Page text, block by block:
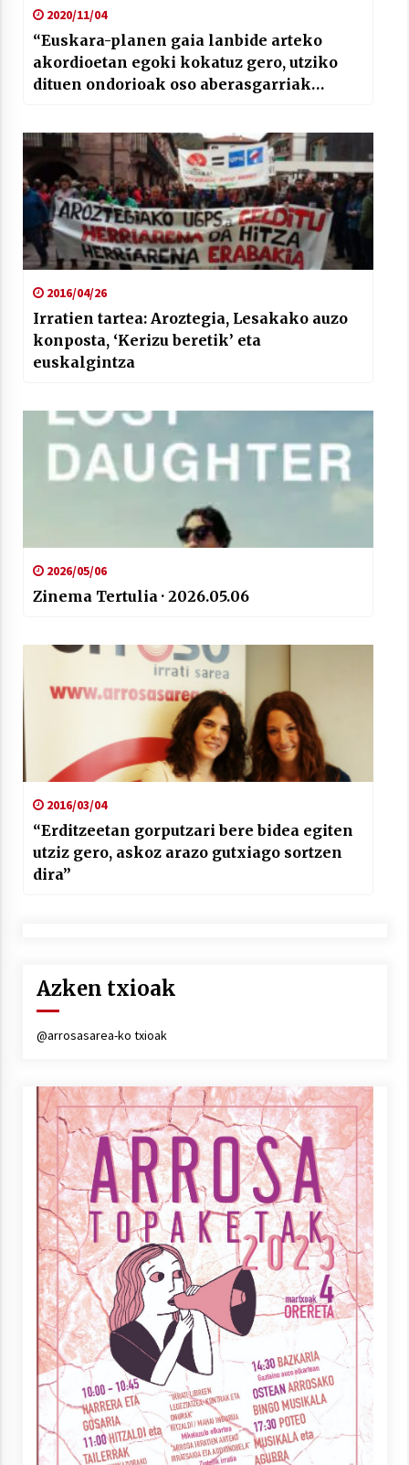
2020/11/04
“Euskara-planen gaia lanbide arteko
akordioetan egoki kokatuz gero, utziko
dituen ondorioak oso aberasgarriak
2016/04/26
Irratien tartea: Aroztegia, Lesakako auzo
konposta, ‘Kerizu beretik’ eta
euskalgintza
2026/05/06
Zinema Tertulia · 2026.05.06
2016/03/04
“Erditzeetan gorputzari bere bidea egiten
utziz gero, askoz arazo gutxiago sortzen
dira”
Azken txioak
@arrosasarea-ko txioak